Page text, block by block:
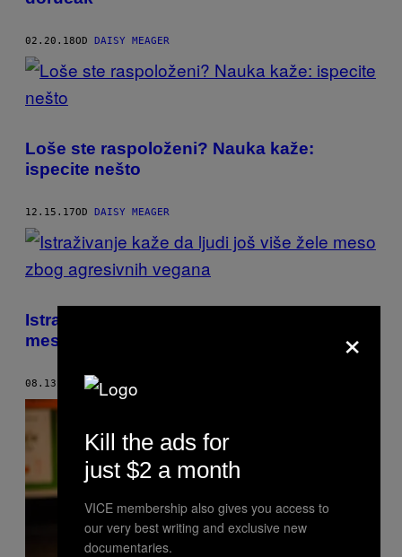
02.20.18OD DAISY MEAGER
Loše ste raspoloženi? Nauka kaže:
ispecite nešto
12.15.17OD DAISY MEAGER
Istraživanje kaže da ljudi još više žele
meso zbog agresivnih vegana
08.13.17 ODDAISY MEAGER
×
Kill the ads for
just $2 a month
VICE membership also gives you access to
our very best writing and exclusive new
documentaries.